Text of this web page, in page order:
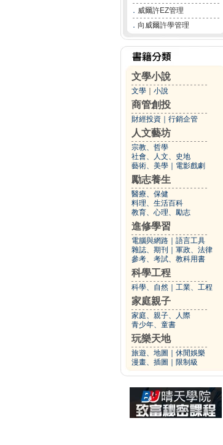
． 威爾許EZ管理
． 向威爾許學管理
文學小說
文學 小說
商管創投
財經投資 行銷企管
人文藝坊
宗教、哲學
社會、人文、史地
藝術、美學
電影戲劇
勵志養生
醫療、保健
料理、生活百科
教育、心理、勵志
進修學習
電腦與網路
語言工具
雜誌、期刊
軍政、法律
參考、考試、教科用書
科學工程
科學、自然 工業、工程
家庭親子
家庭、親子、人際
青少年、童書
玩樂天地
旅遊、地圖
休閒娛樂
漫畫、插圖
限制級